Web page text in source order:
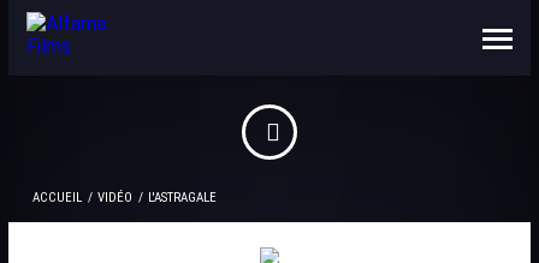
NOUS CONNAÎTRE
CONTACTS
ACCUEIL VIDÉO L'ASTRAGALE